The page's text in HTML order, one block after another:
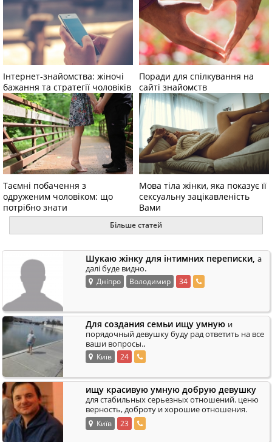
Інтернет-знайомства: жіночі
бажання та стратегії чоловіків
Поради для спілкування на
сайті знайомств
Таємні побачення з
одруженим чоловіком: що
потрібно знати
Мова тіла жінки, яка показує її
сексуальну зацікавленість
Вами
Більше статей
Шукаю жінку для інтимних переписки, а
далі буде видно.
Дніпро Bолодимир 34
Для создания семьи ищу умную и
порядочный девушку буду рад ответить на все
ваши вопросы..
Київ 24
ищу красивую умную добрую девушку
для стабильных серьезных отношений. ценю
верность, доброту и хорошие отношения.
173/74/39, работаю сам на себя дома, свободен
. Київ 23